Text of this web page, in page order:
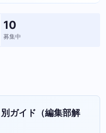
10
募集中
ガイド（編集部解